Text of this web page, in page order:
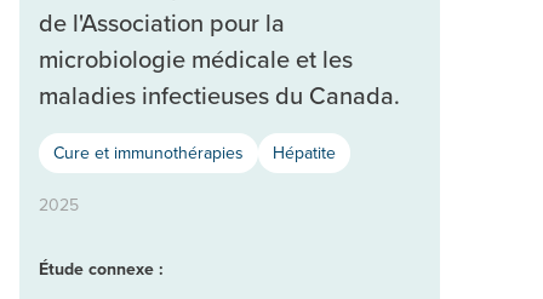
de l'Association pour la
microbiologie médicale et les
maladies infectieuses du Canada.
Cure et immunothérapies Hépatite
2025
Étude connexe :